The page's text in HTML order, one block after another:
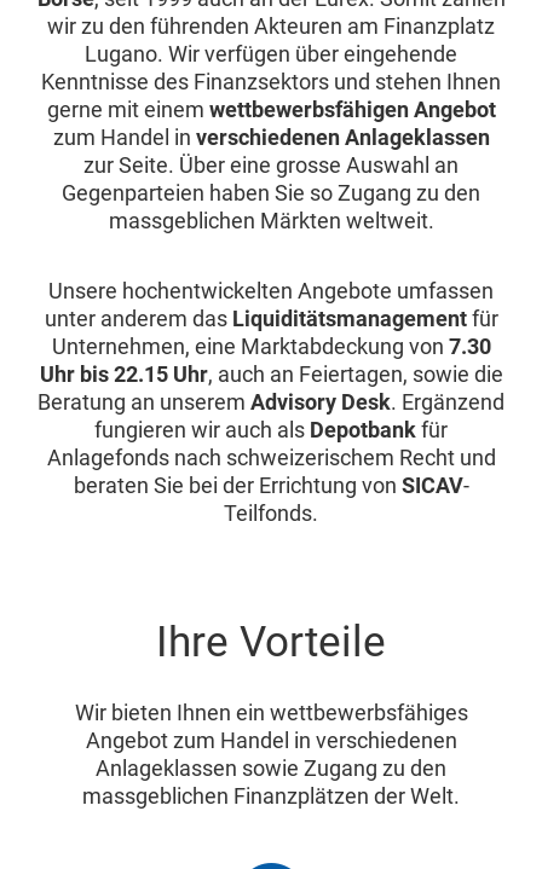
wir zu den führenden Akteuren am Finanzplatz
Lugano. Wir verfügen über eingehende
Kenntnisse des Finanzsektors und stehen Ihnen
gerne mit einem wettbewerbsfähigen Angebot
zum Handel in verschiedenen Anlageklassen
zur Seite. Über eine grosse Auswahl an
Gegenparteien haben Sie so Zugang zu den
massgeblichen Märkten weltweit.
Unsere hochentwickelten Angebote umfassen
unter anderem das Liquiditätsmanagementfür
Unternehmen, eine Marktabdeckung von 7.30
Uhr bis 22.15 Uhr, auch an Feiertagen, sowie die
Beratung an unserem Advisory Desk. Ergänzend
fungieren wir auch als Depotbankfür
Anlagefonds nach schweizerischem Recht und
beraten Sie bei der Errichtung von SICAV-
Teilfonds.
Ihre Vorteile
Wir bieten Ihnen ein wettbewerbsfähiges
Angebot zum Handel in verschiedenen
Anlageklassen sowie Zugang zu den
massgeblichen Finanzplätzen der Welt.